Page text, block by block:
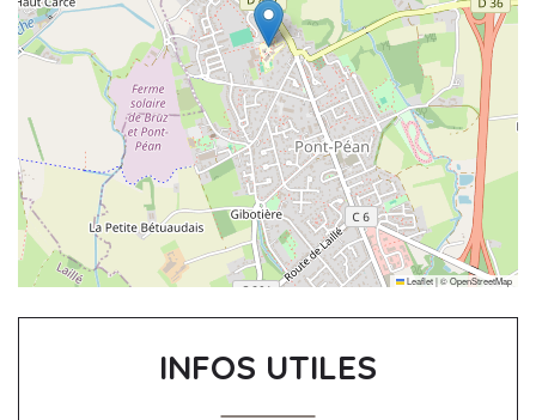
Leaflet|©OpenStreetMap
INFOS UTILES